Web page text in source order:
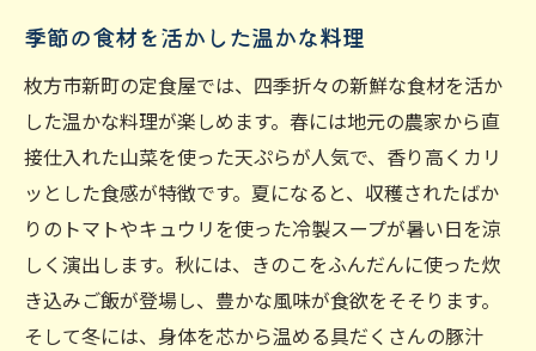
季節の食材を活かした温かな料理
枚方市新町の定食屋では、四季折々の新鮮な食材を活か
した温かな料理が楽しめます。春には地元の農家から直
接仕入れた山菜を使った天ぷらが人気で、香り高くカリ
ッとした食感が特徴です。夏になると、収穫されたばか
りのトマトやキュウリを使った冷製スープが暑い日を涼
しく演出します。秋には、きのこをふんだんに使った炊
き込みご飯が登場し、豊かな風味が食欲をそそります。
そして冬には、身体を芯から温める具だくさんの豚汁